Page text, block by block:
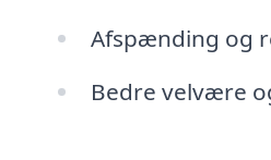
Afspænding og
Bedre velvære